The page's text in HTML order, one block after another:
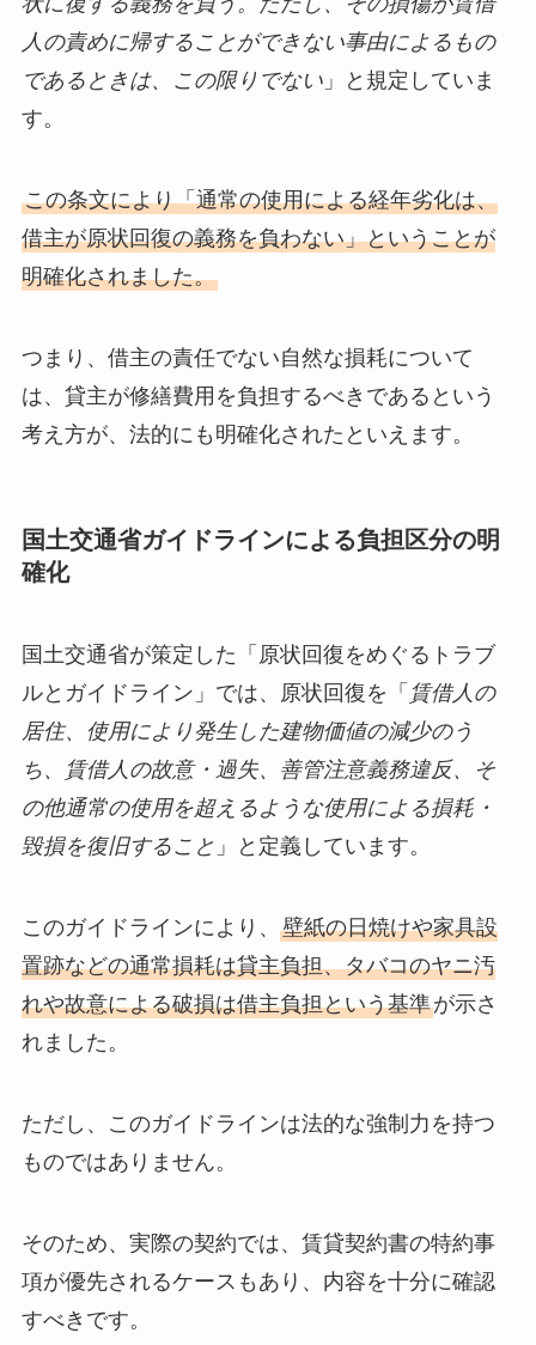
人の責めに帰することができない事由によるもの
であるときは、この限りでない」と規定していま
す。
この条文により「通常の使用による経年劣化は、
借主が原状回復の義務を負わない」ということが
明確化されました。
つまり、借主の責任でない自然な損耗について
は、貸主が修繕費用を負担するべきであるという
考え方が、法的にも明確化されたといえます。
国土交通省ガイドラインによる負担区分の明
確化
国土交通省が策定した「原状回復をめぐるトラブ
ルとガイドライン」では、原状回復を「 賃借人の
居住、使用により発生した建物価値の減少のう
ち、賃借人の故意・過失、善管注意義務違反、そ
の他通常の使用を超えるような使用による損耗・
毀損を復旧すること 」と定義しています。
このガイドラインにより、 壁紙の日焼けや家具設
置跡などの通常損耗は貸主負担、タバコのヤニ汚
れや故意による破損は借主負担という基準が示さ
れました。
ただし、このガイドラインは法的な強制力を持つ
ものではありません。
そのため、実際の契約では、賃貸契約書の特約事
項が優先されるケースもあり、内容を十分に確認
すべきです。